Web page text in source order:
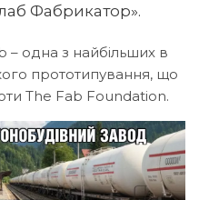
Фабрикатор».
– одна з найбільших в
прототипування, що
The Fab Foundation.